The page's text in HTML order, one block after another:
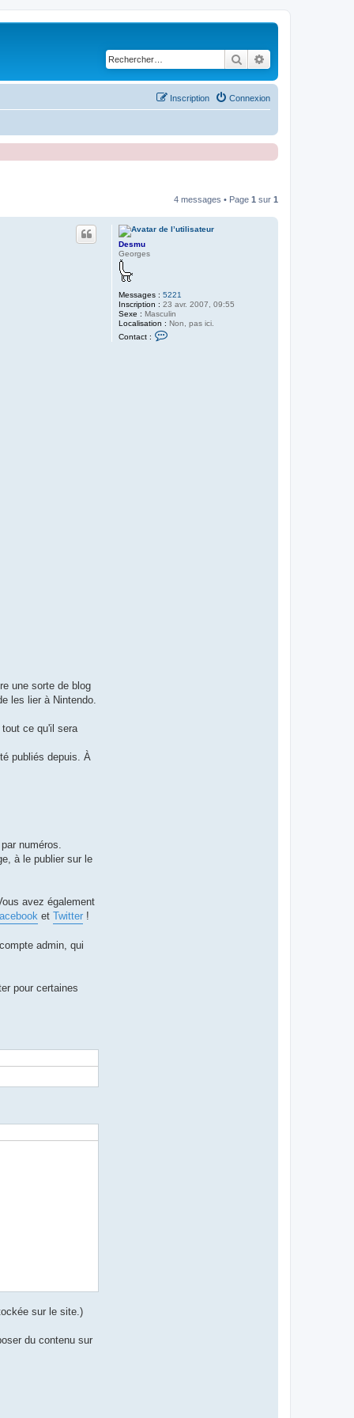
Rechercher
Connexion
Inscription
4 messages • Page 1 sur 1
Desmu
Georges
Messages : 5221
Inscription : 23 avr. 2007, 09:55
Sexe : Masculin
Localisation : Non, pas ici.
Contact :
une sorte de blog
les lier à Nintendo.
ce qu'il sera
publiés depuis. À
numéros.
à le publier sur le
avez également
et Twitter !
admin, qui
pour certaines
sur le site.)
du contenu sur